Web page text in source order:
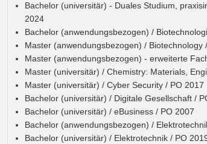
Bachelor (universitär) - Duales Studium,
2024
Bachelor (anwendungsbezogen) /
Master (anwendungsbezogen) / Biotechnology
Master (anwendungsbezogen) - erweiterte
Master (universitär) / Chemistry: Materials,
Master (universitär) / Cyber Security / PO 2017
Bachelor (universitär) / Digitale Gesellschaft /
Bachelor (universitär) / eBusiness / PO 2007
Bachelor (anwendungsbezogen) /
Bachelor (universitär) / Elektrotechnik / PO